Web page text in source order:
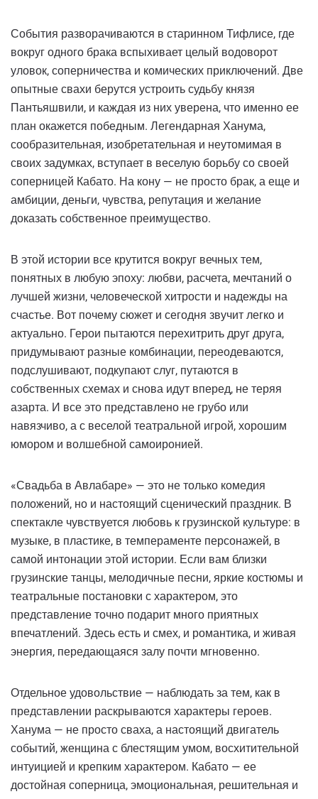
События разворачиваются в старинном Тифлисе, где
вокруг одного брака вспыхивает целый водоворот
уловок, соперничества и комических приключений. Две
опытные свахи берутся устроить судьбу князя
Пантьяшвили, и каждая из них уверена, что именно ее
план окажется победным. Легендарная Ханума,
сообразительная, изобретательная и неутомимая в
своих задумках, вступает в веселую борьбу со своей
соперницей Кабато. На кону — не просто брак, а еще и
амбиции, деньги, чувства, репутация и желание
доказать собственное преимущество.
В этой истории все крутится вокруг вечных тем,
понятных в любую эпоху: любви, расчета, мечтаний о
лучшей жизни, человеческой хитрости и надежды на
счастье. Вот почему сюжет и сегодня звучит легко и
актуально. Герои пытаются перехитрить друг друга,
придумывают разные комбинации, переодеваются,
подслушивают, подкупают слуг, путаются в
собственных схемах и снова идут вперед, не теряя
азарта. И все это представлено не грубо или
навязчиво, а с веселой театральной игрой, хорошим
юмором и волшебной самоиронией.
«Свадьба в Авлабаре» — это не только комедия
положений, но и настоящий сценический праздник. В
спектакле чувствуется любовь к грузинской культуре: в
музыке, в пластике, в темпераменте персонажей, в
самой интонации этой истории. Если вам близки
грузинские танцы, мелодичные песни, яркие костюмы и
театральные постановки с характером, это
представление точно подарит много приятных
впечатлений. Здесь есть и смех, и романтика, и живая
энергия, передающаяся залу почти мгновенно.
Отдельное удовольствие — наблюдать за тем, как в
представлении раскрываются характеры героев.
Ханума — не просто сваха, а настоящий двигатель
событий, женщина с блестящим умом, восхитительной
интуицией и крепким характером. Кабато — ее
достойная соперница, эмоциональная, решительная и